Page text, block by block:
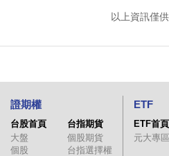
以上資訊僅
證期權
台股首頁
大盤
個股
台指期貨
個股期貨
台指選擇權
ETF
ETF首頁
元大專區